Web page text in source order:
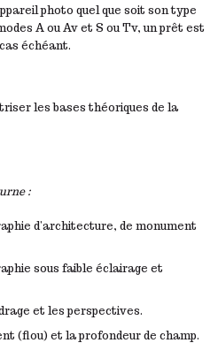
photo quel que soit son type
A ou Av et S ou Tv, un prêt est
échéant.
les bases théoriques de la
:
d’architecture, de monument
sous faible éclairage et
et les perspectives.
(flou) et la profondeur de champ.